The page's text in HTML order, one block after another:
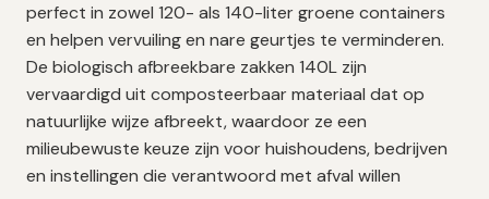
perfect in zowel 120- als 140-liter groene containers
en helpen vervuiling en nare geurtjes te verminderen.
De biologisch afbreekbare zakken 140L zijn
vervaardigd uit composteerbaar materiaal dat op
natuurlijke wijze afbreekt, waardoor ze een
milieubewuste keuze zijn voor huishoudens, bedrijven
en instellingen die verantwoord met afval willen